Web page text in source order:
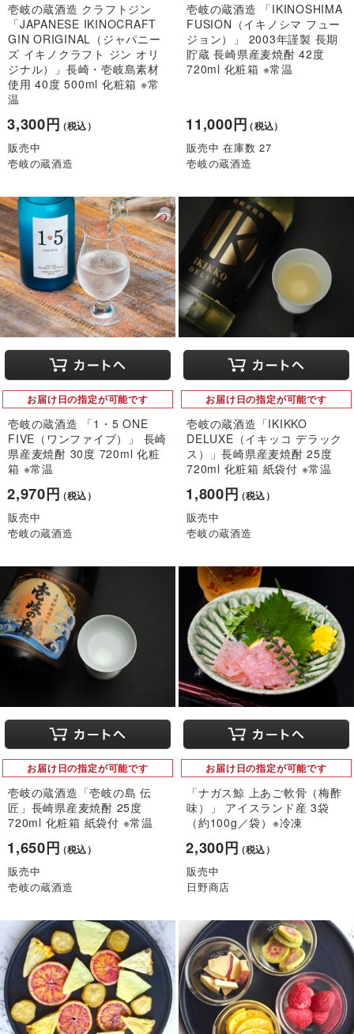
壱岐の蔵酒造 クラフトジン
「JAPANESE IKINOCRAFT
GIN ORIGINAL（ジャパニー
ズ イキノクラフト ジン オリ
ジナル）」長崎・壱岐島素材
使用 40度 500ml 化粧箱 ※常
温
3,300円（税込）
販売中
壱岐の蔵酒造
壱岐の蔵酒造 「IKINOSHIMA
FUSION（イキノシマ フュー
ジョン）」 2003年謹製 長期
貯蔵 長崎県産麦焼酎 42度
720ml 化粧箱 ※常温
11,000円（税込）
販売中 在庫数 27
壱岐の蔵酒造
お届け日の指定が可能です
壱岐の蔵酒造 「1・5 ONE
FIVE（ワンファイブ）」 長崎
県産麦焼酎 30度 720ml 化粧
箱 ※常温
2,970円（税込）
販売中
壱岐の蔵酒造
お届け日の指定が可能です
壱岐の蔵酒造「IKIKKO
DELUXE（イキッコ デラック
ス）」長崎県産麦焼酎 25度
720ml 化粧箱 紙袋付 ※常温
1,800円（税込）
販売中
壱岐の蔵酒造
お届け日の指定が可能です
壱岐の蔵酒造「壱岐の島 伝
匠」長崎県産麦焼酎 25度
720ml 化粧箱 紙袋付 ※常温
1,650円（税込）
販売中
壱岐の蔵酒造
お届け日の指定が可能です
「ナガス鯨 上あご軟骨（梅酢
味）」 アイスランド産 3袋
（約100g／袋）※冷凍
2,300円（税込）
販売中
日野商店